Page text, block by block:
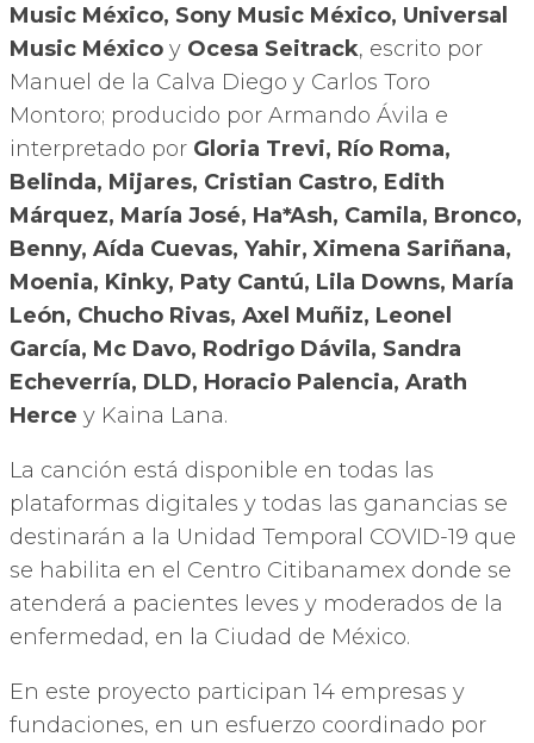
Music México, Sony Music México, Universal
Music México y Ocesa Seitrack, escrito por
Manuel de la Calva Diego y Carlos Toro
Montoro; producido por Armando Ávila e
interpretado por Gloria Trevi, Río Roma,
Belinda, Mijares, Cristian Castro, Edith
Márquez, María José, Ha*Ash, Camila, Bronco,
Benny, Aída Cuevas, Yahir, Ximena Sariñana,
Moenia, Kinky, Paty Cantú, Lila Downs, María
León, Chucho Rivas, Axel Muñiz, Leonel
García, Mc Davo, Rodrigo Dávila, Sandra
Echeverría, DLD, Horacio Palencia, Arath
Herce y Kaina Lana.
La canción está disponible en todas las
plataformas digitales y todas las ganancias se
destinarán a la Unidad Temporal COVID-19 que
se habilita en el Centro Citibanamex donde se
atenderá a pacientes leves y moderados de la
enfermedad, en la Ciudad de México.
En este proyecto participan 14 empresas y
fundaciones, en un esfuerzo coordinado por